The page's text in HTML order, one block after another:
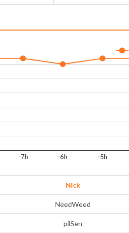
-7h -6h -5h
Nick
NeedWeed
pilSen